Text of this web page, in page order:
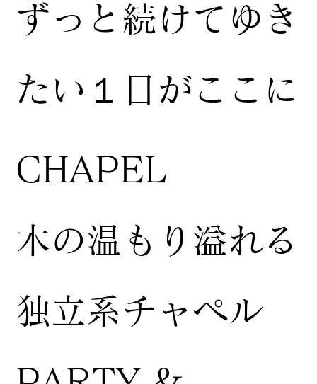
ずっと続けてゆき
たい１日がここに
CHAPEL
木の温もり溢れる
独立系チャペル